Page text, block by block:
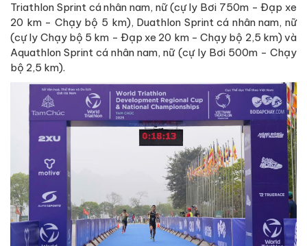
Triathlon Sprint cá nhân nam, nữ (cự ly Bơi 750m - Đạp xe
20 km - Chạy bộ 5 km), Duathlon Sprint cá nhân nam, nữ
(cự ly Chạy bộ 5 km - Đạp xe 20 km - Chạy bộ 2,5 km) và
Aquathlon Sprint cá nhân nam, nữ (cự ly Bơi 500m - Chạy
bộ 2,5 km).